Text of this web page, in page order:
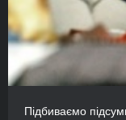
Підбиваємо